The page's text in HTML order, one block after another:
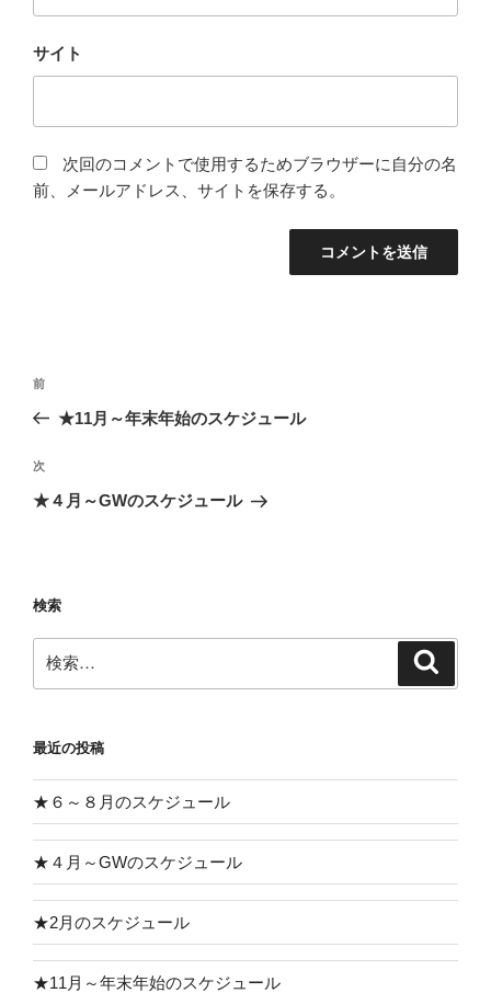
サイト
次回のコメントで使用するためブラウザーに自分の名
前、メールアドレス、サイトを保存する。
投
ビ
ゲ
ン
前
の
稿
前
★11月～年末年始のスケジュール
次
の
次
★４月～GWのスケジュール
検索
索:
最近の投稿
★６～８月のスケジュール
★４月～GWのスケジュール
★2月のスケジュール
★11月～年末年始のスケジュール